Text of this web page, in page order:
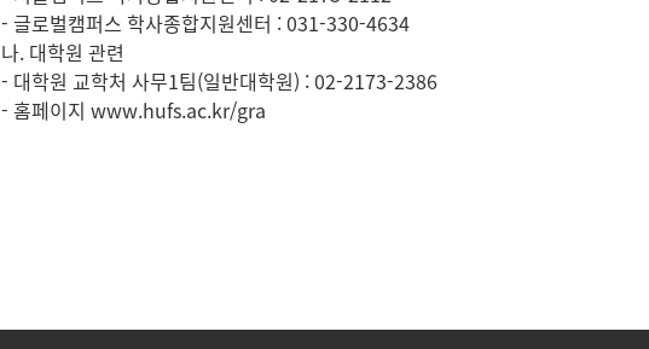
- 글로벌캠퍼스 학사종합지원센터 : 031-330-4634
나. 대학원 관련
- 대학원 교학처 사무1팀(일반대학원) : 02-2173-2386
- 홈페이지 www.hufs.ac.kr/gra